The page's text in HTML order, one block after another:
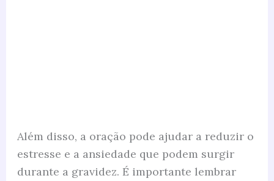
Além disso, a oração pode ajudar a reduzir o
estresse e a ansiedade que podem surgir
durante a gravidez. É importante lembrar